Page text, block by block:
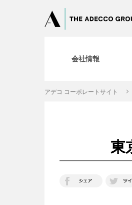
会社情報
アデコ コーポレートサイト
東